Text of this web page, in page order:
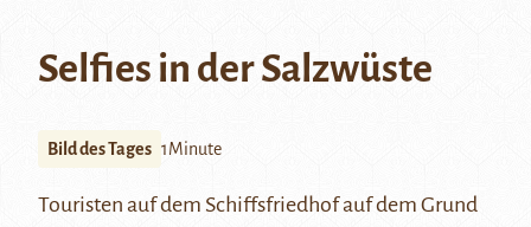
Selfies in der Salzwüste
Bild des Tages 1Minute
Touristen auf dem Schiffsfriedhof auf dem Grund